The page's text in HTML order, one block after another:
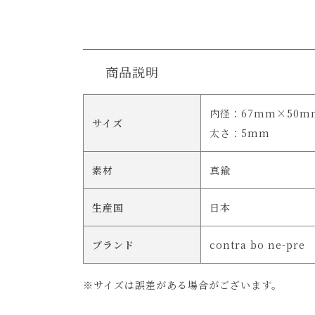
商品説明
サイズ
内径：
太さ：5mm
素材 真鍮
生産国 日本
ブランド contra bo ne-pre
※サイズは誤差がある場合がございます。